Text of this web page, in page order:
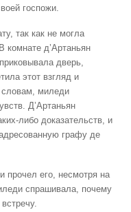
госпожи.
так как не могла
д’Артаньян
дверь,
этот взгляд и
словам, миледи
Д’Артаньян
либо доказательств, и
графу де
прочел его, несмотря на
спрашивала, почему